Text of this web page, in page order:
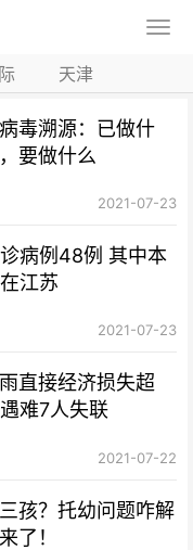
天津
毒溯源：已做什
要做什么
2021-07-23
病例48例 其中本
江苏
2021-07-23
直接经济损失超
难7人失联
2021-07-22
孩？托幼问题咋解
了！